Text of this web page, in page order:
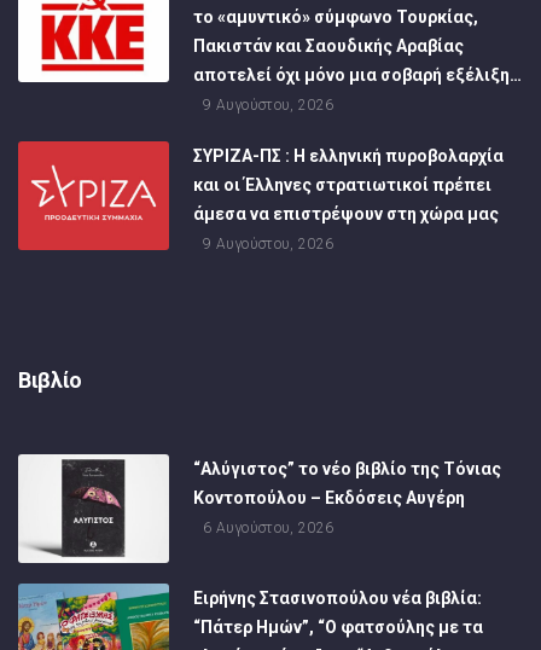
το «αμυντικό» σύμφωνο Τουρκίας,
Πακιστάν και Σαουδικής Αραβίας
αποτελεί όχι μόνο μια σοβαρή εξέλιξη…
9 Αυγούστου, 2026
ΣΥΡΙΖΑ-ΠΣ : Η ελληνική πυροβολαρχία
και οι Έλληνες στρατιωτικοί πρέπει
άμεσα να επιστρέψουν στη χώρα μας
9 Αυγούστου, 2026
Βιβλίο
“Αλύγιστος” το νέο βιβλίο της Τόνιας
Κοντοπούλου – Εκδόσεις Αυγέρη
6 Αυγούστου, 2026
Ειρήνης Στασινοπούλου νέα βιβλία:
“Πάτερ Ημών”, “Ο φατσούλης με τα